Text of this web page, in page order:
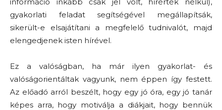
gyakorlati feladat segítségével megállapítsák,
sikerült-e elsajátítani a megfelelő tudnivalót, majd
elengedjenek isten hírével.
Ez a valóságban, ha már ilyen gyakorlat- és
valóságorientáltak vagyunk, nem éppen így festett.
Az előadó arról beszélt, hogy egy jó óra, egy jó tanár
képes arra, hogy motiválja a diákjait, hogy bennük